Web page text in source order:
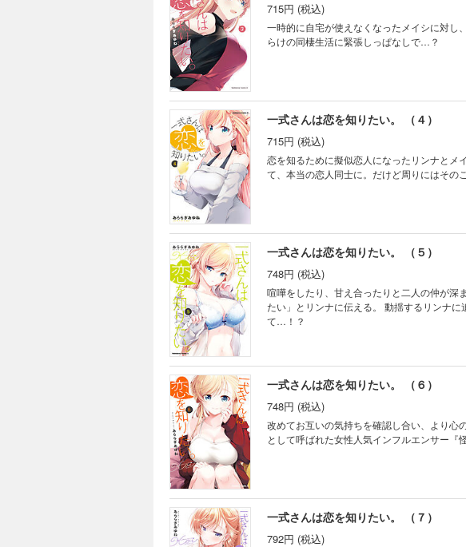
715円 (税込)
一時的に自宅が使えなくなったメイシに対し
らけの同棲生活に緊張しっぱなしで…？
一式さんは恋を知りたい。 （４）
715円 (税込)
恋を知るために擬似恋人になったリンナとメ
て、本当の恋人同士に。だけど周りにはその
一式さんは恋を知りたい。 （５）
748円 (税込)
喧嘩をしたり、甘え合ったりと二人の仲が深
たい」とリンナに伝える。 動揺するリンナ
て…！？
一式さんは恋を知りたい。 （６）
748円 (税込)
改めてお互いの気持ちを確認し合い、より心
として呼ばれた女性人気インフルエンサー
一式さんは恋を知りたい。 （７）
792円 (税込)